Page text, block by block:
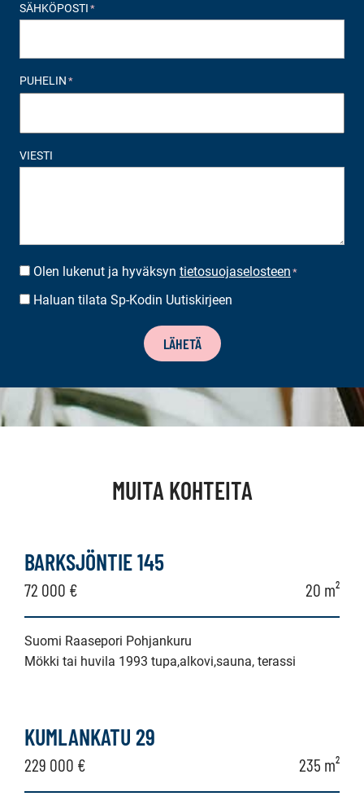
SÄHKÖPOSTI *
PUHELIN *
VIESTI
SUOSTUMUS*
Olen lukenut ja hyväksyn tietosuojaselosteen *
UUTISKIRJEEN
Haluan tilata Sp-Kodin Uutiskirjeen
LÄHETÄ
MUITA KOHTEITA
BARKSJÖNTIE 145
72 000 € 20 m²
Suomi Raasepori Pohjankuru
Mökki tai huvila 1993 tupa,alkovi,sauna, terassi
KUMLANKATU 29
229 000 € 235 m²